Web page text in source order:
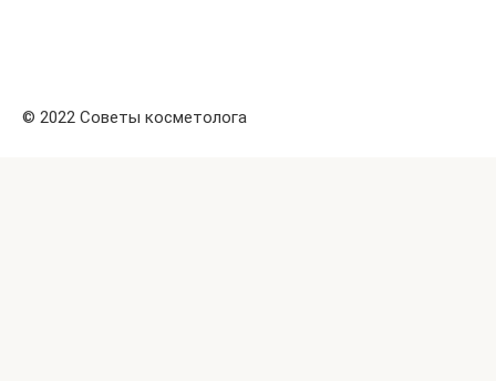
© 2022 Советы косметолога